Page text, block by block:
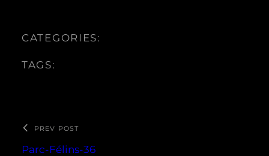
CATEGORIES:
TAGS:
PREV POST
Parc-Félins-36